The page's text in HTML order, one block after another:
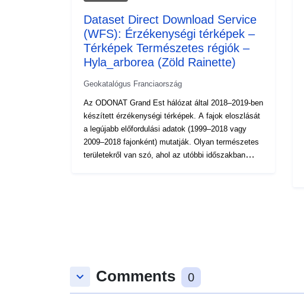
Dataset Direct Download Service
(WFS): Érzékenységi térképek –
Térképek Természetes régiók –
Hyla_arborea (Zöld Rainette)
Geokatalógus Franciaország
Az ODONAT Grand Est hálózat által 2018–2019-ben
készített érzékenységi térképek. A fajok eloszlását
a legújabb előfordulási adatok (1999–2018 vagy
2009–2018 fajonként) mutatják. Olyan természetes
területekről van szó, ahol az utóbbi időszakban
magyarázata a természeti régiók térképének
magyarázatában található. A természeti régiók
keyboard_arrow_down Comments 0